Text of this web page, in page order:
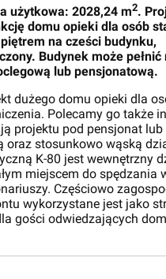
użytkowa: 2028,24 m2.
domu opieki dla osób
na cześci budynku,
Budynek może
lub pensjonatową.
dużego domu opieki dla
Polecamy go także
projektu pod pensjonat
oraz stosunkowo wąską
K-80 jest wewnętrzny
miejscem do spędzania
Częściowo
wykorzystane jest jako
gości odwiedzających